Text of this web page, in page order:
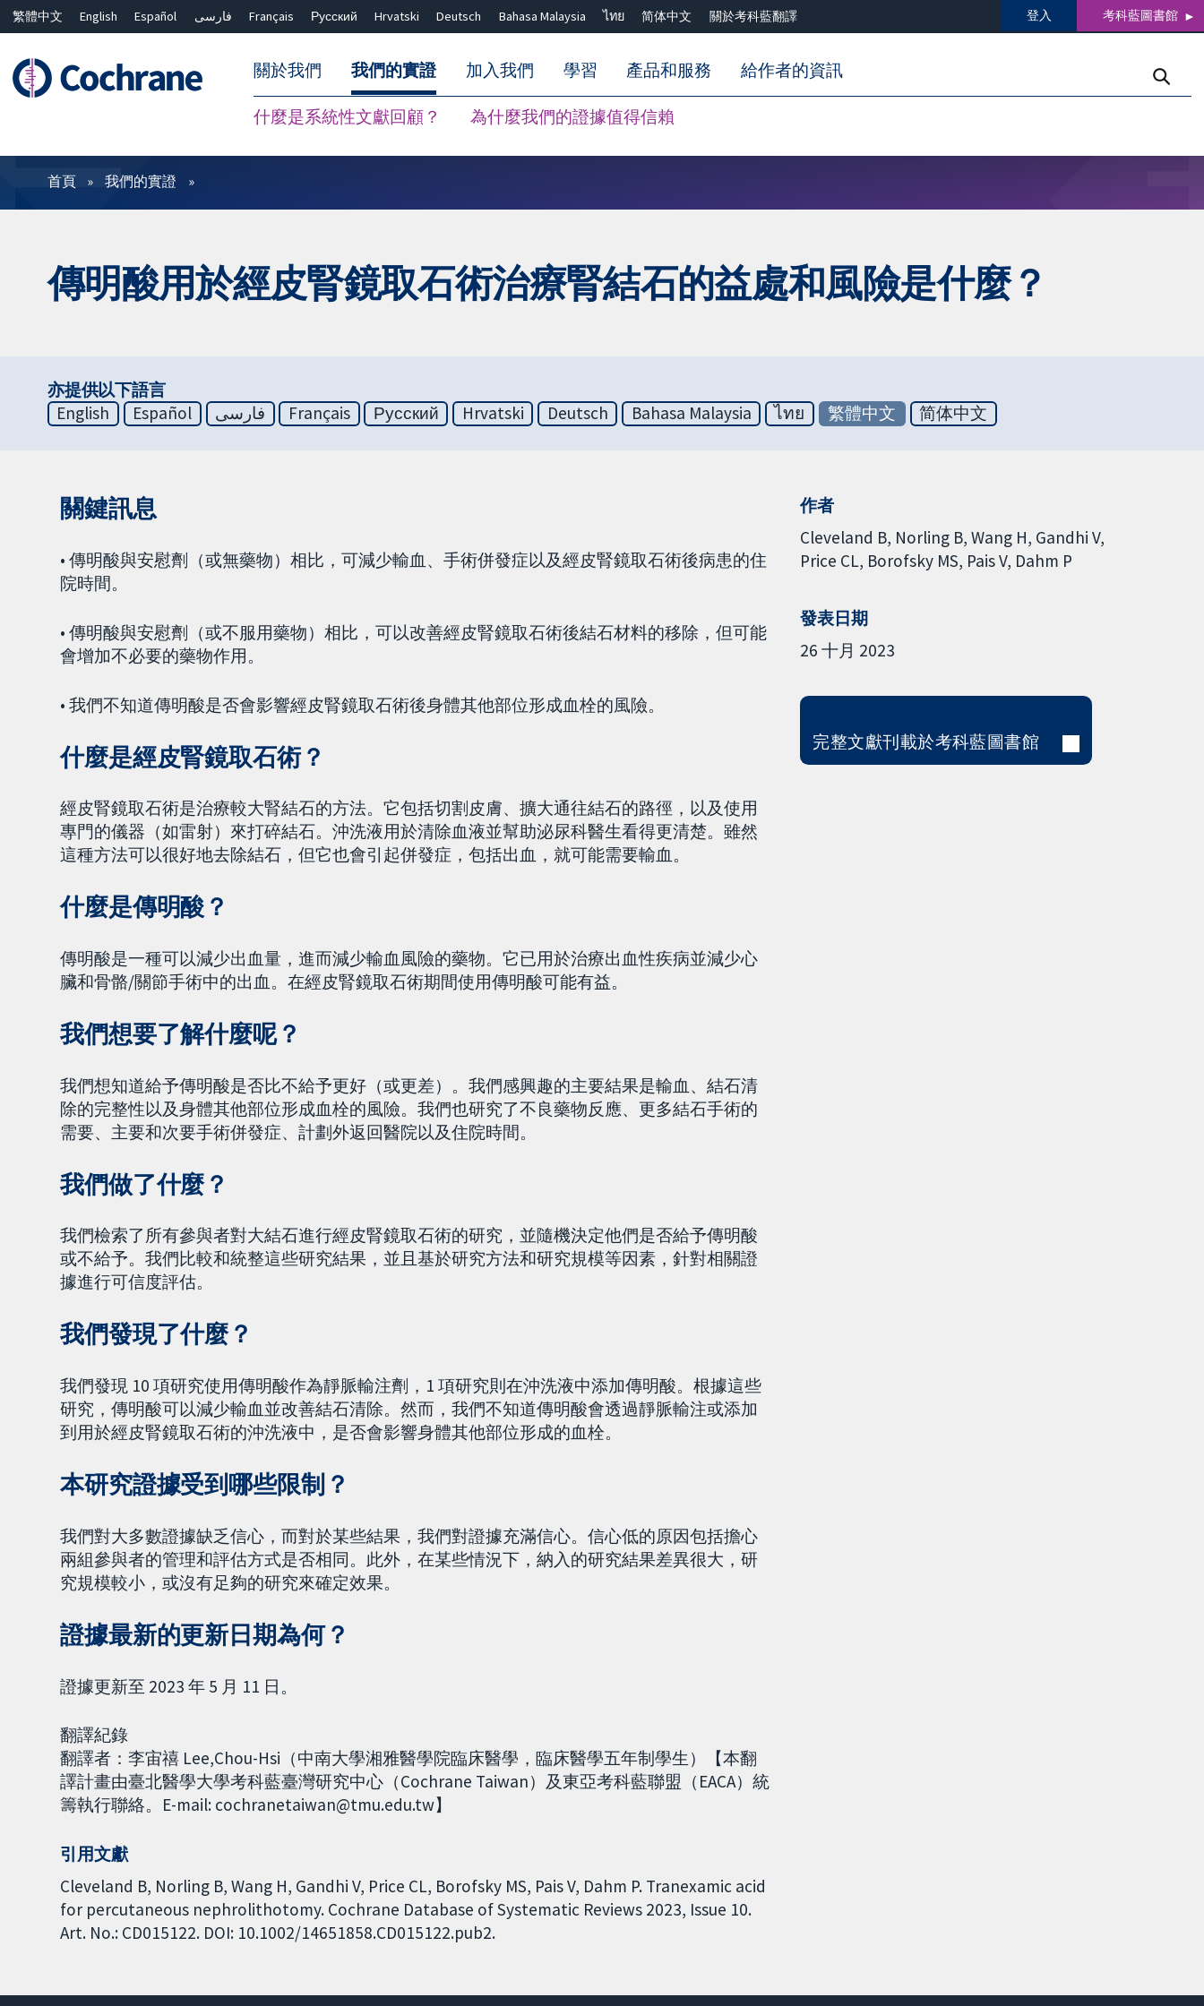
繁體中文 English Español فارسی Français Русский Hrvatski Deutsch Bahasa Malaysia ไทย 简体中文 關於考科藍翻譯 登入 考科藍圖書館
關於我們 我們的實證
什麼是系統性文獻回顧？ 為什麼我們的證據值得信賴
加入我們 學習 產品和服務 給作者的資訊
篩選條件
首頁 我們的實證
傳明酸用於經皮腎鏡取石術治療腎結石的益處和風險是什麼？
亦提供以下語言
English
Español فارسی Français Русский Hrvatski Deutsch Bahasa Malaysia ไทย 繁體中文 简体中文
關鍵訊息
• 傳明酸與安慰劑（或無藥物）相比，可減少輸血、手術併發症以及經皮腎鏡取石術後病患的住
院時間。
• 傳明酸與安慰劑（或不服用藥物）相比，可以改善經皮腎鏡取石術後結石材料的移除，但可能
會增加不必要的藥物作用。
• 我們不知道傳明酸是否會影響經皮腎鏡取石術後身體其他部位形成血栓的風險。
什麼是經皮腎鏡取石術？
經皮腎鏡取石術是治療較大腎結石的方法。它包括切割皮膚、擴大通往結石的路徑，以及使用
專門的儀器（如雷射）來打碎結石。沖洗液用於清除血液並幫助泌尿科醫生看得更清楚。雖然
這種方法可以很好地去除結石，但它也會引起併發症，包括出血，就可能需要輸血。
什麼是傳明酸？
傳明酸是一種可以減少出血量，進而減少輸血風險的藥物。它已用於治療出血性疾病並減少心
臟和骨骼/關節手術中的出血。在經皮腎鏡取石術期間使用傳明酸可能有益。
我們想要了解什麼呢？
我們想知道給予傳明酸是否比不給予更好（或更差）。我們感興趣的主要結果是輸血、結石清
除的完整性以及身體其他部位形成血栓的風險。我們也研究了不良藥物反應、更多結石手術的
需要、主要和次要手術併發症、計劃外返回醫院以及住院時間。
我們做了什麼？
我們檢索了所有參與者對大結石進行經皮腎鏡取石術的研究，並隨機決定他們是否給予傳明酸
或不給予。我們比較和統整這些研究結果，並且基於研究方法和研究規模等因素，針對相關證
據進行可信度評估。
我們發現了什麼？
我們發現 10 項研究使用傳明酸作為靜脈輸注劑，1 項研究則在沖洗液中添加傳明酸。根據這些
研究，傳明酸可以減少輸血並改善結石清除。然而，我們不知道傳明酸會透過靜脈輸注或添加
到用於經皮腎鏡取石術的沖洗液中，是否會影響身體其他部位形成的血栓。
本研究證據受到哪些限制？
我們對大多數證據缺乏信心，而對於某些結果，我們對證據充滿信心。信心低的原因包括擔心
兩組參與者的管理和評估方式是否相同。此外，在某些情況下，納入的研究結果差異很大，研
究規模較小，或沒有足夠的研究來確定效果。
證據最新的更新日期為何？
證據更新至 2023 年 5 月 11 日。
翻譯紀錄
翻譯者：李宙禧 Lee,Chou-Hsi（中南大學湘雅醫學院臨床醫學，臨床醫學五年制學生）【本翻
譯計畫由臺北醫學大學考科藍臺灣研究中心（Cochrane Taiwan）及東亞考科藍聯盟（EACA）統
籌執行聯絡。E-mail: cochranetaiwan@tmu.edu.tw】
引用文獻
Cleveland B, Norling B, Wang H, Gandhi V, Price CL, Borofsky MS, Pais V, Dahm P. Tranexamic acid
for percutaneous nephrolithotomy. Cochrane Database of Systematic Reviews 2023, Issue 10.
Art. No.: CD015122. DOI: 10.1002/14651858.CD015122.pub2.
作者
Cleveland B Norling B Wang H Gandhi V
Price CL Borofsky MS Pais V Dahm P
發表日期
26 十月 2023
完整文獻刊載於考科藍圖書館